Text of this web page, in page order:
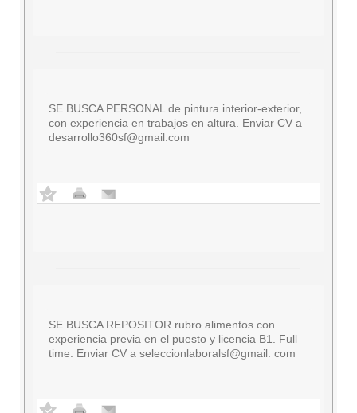
SE BUSCA PERSONAL de pintura interior-exterior,
con experiencia en trabajos en altura. Enviar CV a
desarrollo360sf@gmail.com
SE BUSCA REPOSITOR rubro alimentos con
experiencia previa en el puesto y licencia B1. Full
time. Enviar CV a seleccionlaboralsf@gmail. com